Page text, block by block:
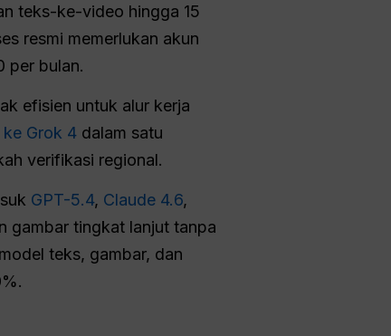
teks-ke-video hingga 15
resmi memerlukan akun
per bulan.
efisien untuk alur kerja
Grok 4 dalam satu
verifikasi regional.
GPT-5.4, Claude 4.6,
gambar tingkat lanjut tanpa
teks, gambar, dan